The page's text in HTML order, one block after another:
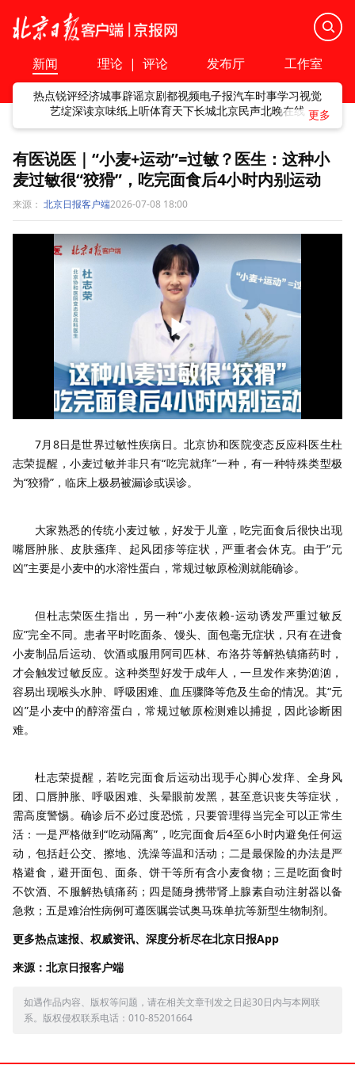
新闻 理论 | 评论 发布厅 工作室
热点锐评经济城事辟谣京剧都视频电子报汽车时事学习视觉
艺绽深读京味纸上听体育天下长城北京民声北晚在线
有医说医｜“小麦+运动”=过敏？医生：这种小
麦过敏很“狡猾”，吃完面食后4小时内别运动
来源： 北京日报客户端2026-07-08 18:00
7月8日是世界过敏性疾病日。北京协和医院变态反应科医生杜
志荣提醒，小麦过敏并非只有“吃完就痒”一种，有一种特殊类型极
为“狡猾”，临床上极易被漏诊或误诊。
大家熟悉的传统小麦过敏，好发于儿童，吃完面食后很快出现
嘴唇肿胀、皮肤瘙痒、起风团疹等症状，严重者会休克。由于“元
凶”主要是小麦中的水溶性蛋白，常规过敏原检测就能确诊。
但杜志荣医生指出，另一种“小麦依赖-运动诱发严重过敏反
应”完全不同。患者平时吃面条、馒头、面包毫无症状，只有在进食
小麦制品后运动、饮酒或服用阿司匹林、布洛芬等解热镇痛药时，
才会触发过敏反应。这种类型好发于成年人，一旦发作来势汹汹，
容易出现喉头水肿、呼吸困难、血压骤降等危及生命的情况。其“元
凶”是小麦中的醇溶蛋白，常规过敏原检测难以捕捉，因此诊断困
难。
杜志荣提醒，若吃完面食后运动出现手心脚心发痒、全身风
团、口唇肿胀、呼吸困难、头晕眼前发黑，甚至意识丧失等症状，
需高度警惕。确诊后不必过度恐慌，只要管理得当完全可以正常生
活：一是严格做到“吃动隔离”，吃完面食后4至6小时内避免任何运
动，包括赶公交、擦地、洗澡等温和活动；二是最保险的办法是严
格避食，避开面包、面条、饼干等所有含小麦食物；三是吃面食时
不饮酒、不服解热镇痛药；四是随身携带肾上腺素自动注射器以备
急救；五是难治性病例可遵医嘱尝试奥马珠单抗等新型生物制剂。
更多热点速报、权威资讯、深度分析尽在北京日报App
来源：北京日报客户端
如遇作品内容、版权等问题，请在相关文章刊发之日起30日内与本网联
系。版权侵权联系电话：010-85201664